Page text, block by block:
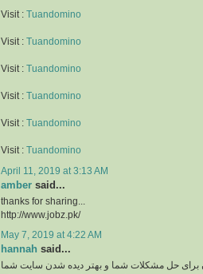
Visit : Tuandomino
Visit : Tuandomino
Visit : Tuandomino
Visit : Tuandomino
Visit : Tuandomino
Visit : Tuandomino
April 11, 2019 at 3:13 AM
amber said...
thanks for sharing...
http://www.jobz.pk/
May 7, 2019 at 4:22 AM
hannah said...
حل مشکلات شما و بهتر دیده شدن سایت شما